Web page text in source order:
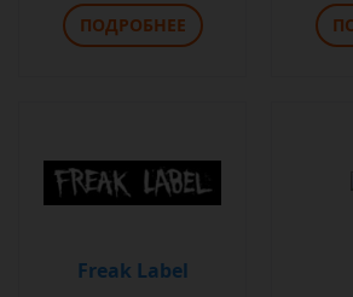
ПОДРОБНЕЕ
Freak Label